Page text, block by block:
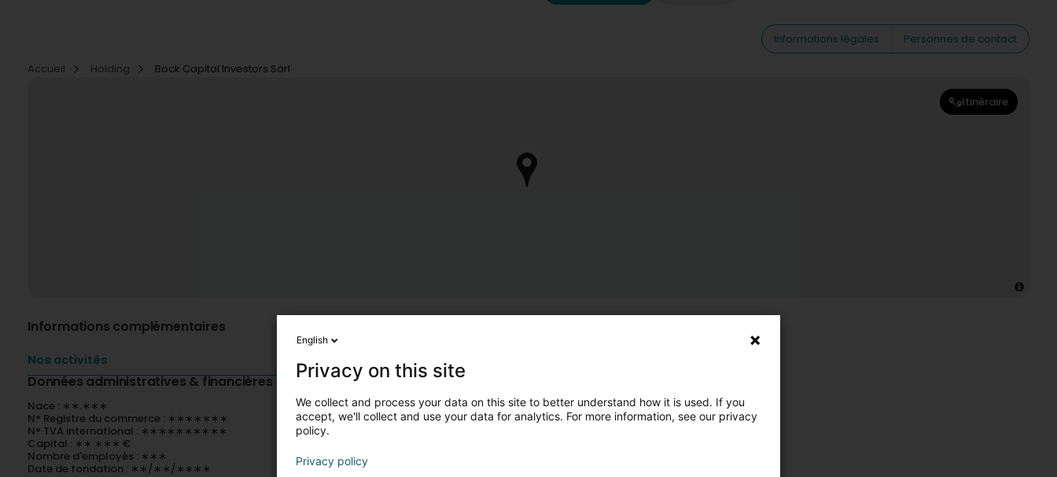
Informations légales
Personnes de contact
Accueil
Holding Bock Capital Investors Sàrl
Itinéraire
Informations complémentaires
Nos activités
Données administratives & financières
Nace : ∗∗.∗∗∗
N° Registre du commerce : ∗∗∗∗∗∗∗
N° TVA international : ∗∗∗∗∗∗∗∗∗∗
Capital : ∗∗ ∗∗∗ €
Nombre d'employés : ∗∗∗
Date de fondation : ∗∗/∗∗/∗∗∗∗
English
Privacy on this site
We collect and process your data on this site to better understand how it is used. If you
accept, we'll collect and use your data for analytics. For more information, see our privacy
policy.
Privacy policy